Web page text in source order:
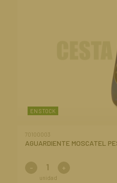
EN STOCK
70100003
AGUARDIENTE MOSCATEL
- +
unidad